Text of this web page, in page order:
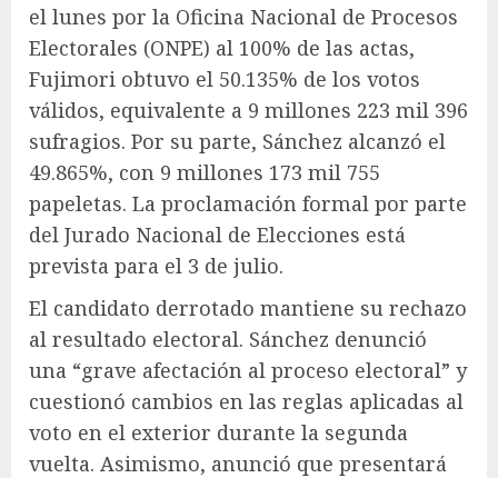
el lunes por la Oficina Nacional de Procesos
Electorales (ONPE) al 100% de las actas,
Fujimori obtuvo el 50.135% de los votos
válidos, equivalente a 9 millones 223 mil 396
sufragios. Por su parte, Sánchez alcanzó el
49.865%, con 9 millones 173 mil 755
papeletas. La proclamación formal por parte
del Jurado Nacional de Elecciones está
prevista para el 3 de julio.
El candidato derrotado mantiene su rechazo
al resultado electoral. Sánchez denunció
una “grave afectación al proceso electoral” y
cuestionó cambios en las reglas aplicadas al
voto en el exterior durante la segunda
vuelta. Asimismo, anunció que presentará